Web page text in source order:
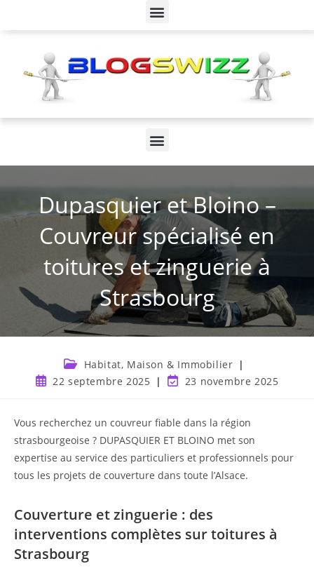
Dupasquier et Bloino –
Couvreur spécialisé en
toitures et zinguerie à
Strasbourg
Habitat, Maison & Immobilier
22 septembre 2025
23 novembre 2025
Vous recherchez un couvreur fiable dans la région
strasbourgeoise ? DUPASQUIER ET BLOINO met son
expertise au service des particuliers et professionnels pour
tous les projets de couverture dans toute l’Alsace.
Couverture et zinguerie : des
interventions complètes sur toitures à
Strasbourg